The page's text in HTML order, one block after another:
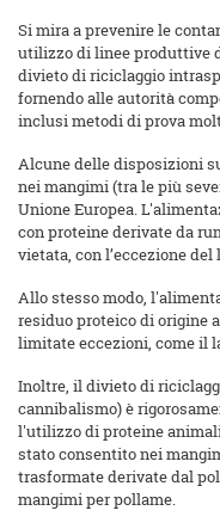
Si mira a prevenire le
utilizzo di linee produttive
divieto di riciclaggio
fornendo alle autorità
inclusi metodi di prova
Alcune delle disposizioni
nei mangimi (tra le più
Unione Europea.
con proteine derivate da
vietata, con l’eccezione
Allo stesso modo,
residuo proteico di origine
limitate eccezioni, come il
Inoltre, il divieto di
cannibalismo) è
l'utilizzo di proteine
stato consentito nei
trasformate derivate dal
mangimi per pollame.